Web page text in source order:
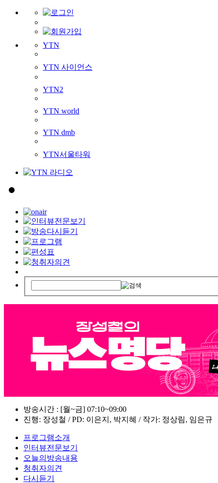
YTN
YTN 사이언스
YTN2
YTN world
YTN dmb
YTN서울타워
방송시간 : [월~금] 07:10~09:00
진행: 장성철 / PD: 이은지, 박지혜 / 작가: 정상림, 임은규
프로그램소개
인터뷰전문보기
오늘의방송내용
청취자의견
다시듣기